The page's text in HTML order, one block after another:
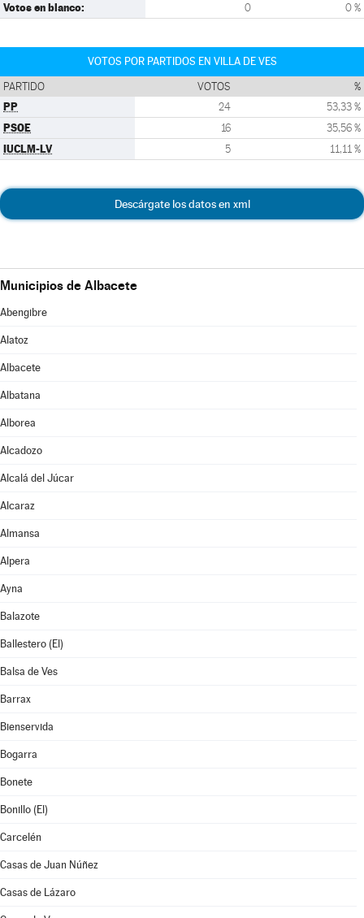
Votos en blanco: 0 0 %
VOTOS POR PARTIDOS EN VILLA DE VES
PARTIDO VOTOS %
PP 24 53,33 %
PSOE 16 35,56 %
IUCLM-LV 5 11,11 %
Descárgate los datos en xml
Municipios de Albacete
Abengibre
Alatoz
Albacete
Albatana
Alborea
Alcadozo
Alcalá del Júcar
Alcaraz
Almansa
Alpera
Ayna
Balazote
Ballestero (El)
Balsa de Ves
Barrax
Bienservida
Bogarra
Bonete
Bonillo (El)
Carcelén
Casas de Juan Núñez
Casas de Lázaro